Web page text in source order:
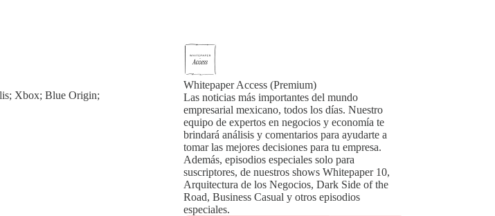
Xbox; Blue Origin;
Whitepaper Access (Premium)
Las noticias más importantes del mundo
empresarial mexicano, todos los días. Nuestro
equipo de expertos en negocios y economía te
brindará análisis y comentarios para ayudarte a
tomar las mejores decisiones para tu empresa.
Además, episodios especiales solo para
suscriptores, de nuestros shows Whitepaper 10,
Arquitectura de los Negocios, Dark Side of the
Road, Business Casual y otros episodios
especiales.